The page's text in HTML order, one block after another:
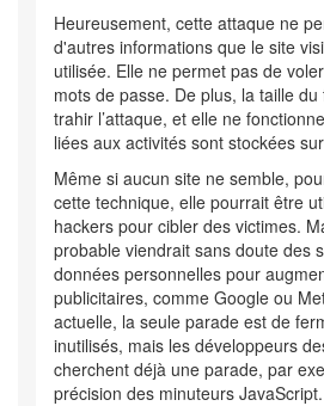
Heureusement, cette attaque ne
d'autres informations que le site
utilisée. Elle ne permet pas de
mots de passe. De plus, la taille
trahir l’attaque, et elle ne
liées aux activités sont stockées
Même si aucun site ne semble,
cette technique, elle pourrait être
hackers pour cibler des victimes.
probable viendrait sans doute des
données personnelles pour
publicitaires, comme Google ou
actuelle, la seule parade est de
inutilisés, mais les développeurs
cherchent déjà une parade, par
précision des minuteurs JavaScript.